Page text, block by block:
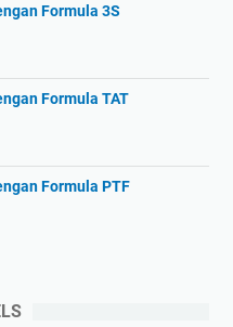
Formula 3S
Formula TAT
Formula PTF